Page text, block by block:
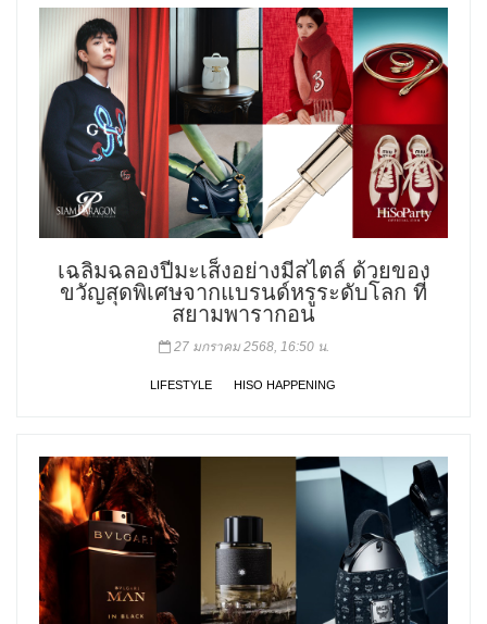
เฉลิมฉลองปีมะเส็งอย่างมีสไตล์ ด้วยของ
ขวัญสุดพิเศษจากแบรนด์หรูระดับโลก ที่
สยามพารากอน
27 มกราคม 2568, 16:50 น.
LIFESTYLE HISO HAPPENING